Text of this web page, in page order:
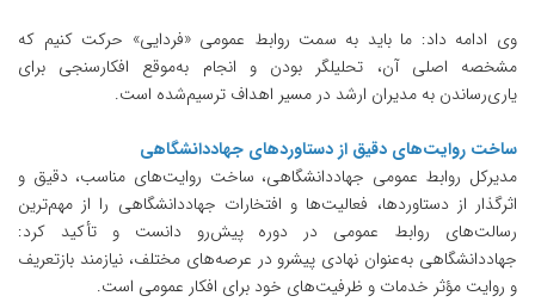
وی ادامه داد: ما باید به سمت روابط عمومی «فردایی» حرکت کنیم که
مشخصه اصلی آن، تحلیلگر بودن و انجام به‌موقع افکارسنجی برای
یاری‌رساندن به مدیران ارشد در مسیر اهداف ترسیم‌شده است.
ساخت روایت‌های دقیق از دستاورد‌های جهاددانشگاهی
مدیرکل روابط عمومی جهاددانشگاهی، ساخت روایت‌های مناسب، دقیق و
اثرگذار از دستاوردها، فعالیت‌ها و افتخارات جهاددانشگاهی را از مهم‌ترین
رسالت‌های روابط عمومی در دوره پیش‌رو دانست و تأکید کرد:
جهاددانشگاهی به‌عنوان نهادی پیشرو در عرصه‌های مختلف، نیازمند بازتعریف
و روایت مؤثر خدمات و ظرفیت‌های خود برای افکار عمومی است.